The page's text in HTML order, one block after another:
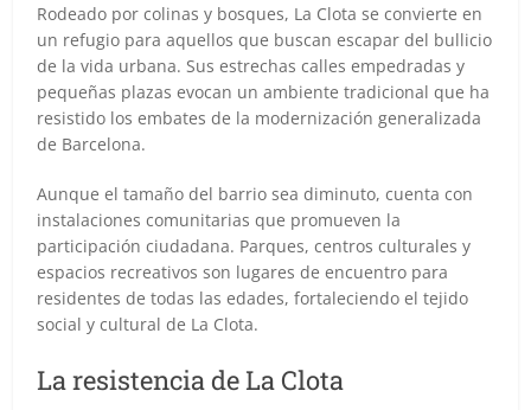
Rodeado por colinas y bosques, La Clota se convierte en
un refugio para aquellos que buscan escapar del bullicio
de la vida urbana. Sus estrechas calles empedradas y
pequeñas plazas evocan un ambiente tradicional que ha
resistido los embates de la modernización generalizada
de Barcelona.
Aunque el tamaño del barrio sea diminuto, cuenta con
instalaciones comunitarias que promueven la
participación ciudadana. Parques, centros culturales y
espacios recreativos son lugares de encuentro para
residentes de todas las edades, fortaleciendo el tejido
social y cultural de La Clota.
La resistencia de La Clota